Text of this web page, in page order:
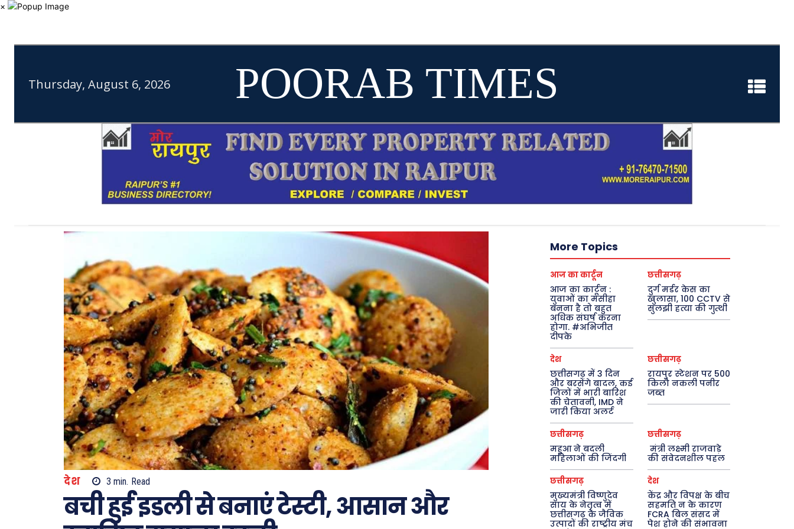
×
Thursday, August 6, 2026 POORAB TIMES
देश 3 min. Read
बची हुई इडली से बनाएं टेस्टी, आसान और
More Topics
आज का कार्टून
आज का कार्टून :
युवाओं का मसीहा
बनना है तो बहुत
अधिक संघर्ष करना
होगा. #अभिजीत
दीपके
छत्तीसगढ़
दुर्ग मर्डर केस का
खुलासा, 100 CCTV से
सुलझी हत्या की गुत्थी
देश
छत्तीसगढ़ में 3 दिन
और बरसेंगे बादल, कई
जिलों में भारी बारिश
की चेतावनी, IMD ने
जारी किया अलर्ट
छत्तीसगढ़
रायपुर स्टेशन पर 500
किलो नकली पनीर
जब्त
छत्तीसगढ़
महुआ ने बदली
महिलाओं की जिंदगी
छत्तीसगढ़
मंत्री लक्ष्मी राजवाड़े
की संवेदनशील पहल
छत्तीसगढ़
मुख्यमंत्री विष्णुदेव
साय के नेतृत्व में
छत्तीसगढ़ के जैविक
उत्पादों की राष्ट्रीय मंच
देश
केंद्र और विपक्ष के बीच
सहमति न के कारण
FCRA बिल संसद में
पेश होने की संभावना